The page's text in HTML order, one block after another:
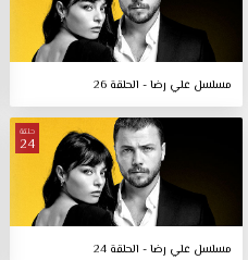
مسلسل علي رضا - الحلقة 26
حلقة
24
مسلسل علي رضا - الحلقة 24